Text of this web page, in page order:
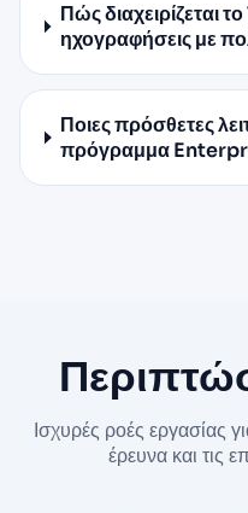
Πώς διαχειρίζεται
ηχογραφήσεις με
Ποιες πρόσθετες
πρόγραμμα
Ισχυρές ροές εργασίας
έρευνα και τις